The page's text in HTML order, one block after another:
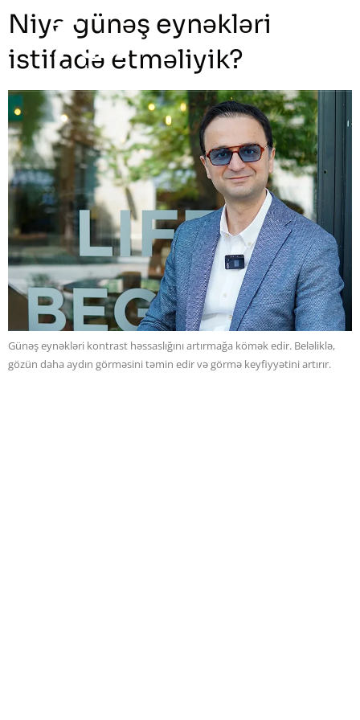
Niyə günəş eynəkləri
istifadə etməliyik?
Günəş eynəkləri kontrast həssaslığını artırmağa kömək edir. Beləliklə,
gözün daha aydın görməsini təmin edir və görmə keyfiyyətini artırır.